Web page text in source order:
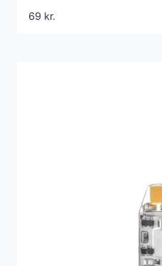
69 kr.